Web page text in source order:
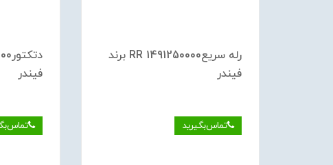
رله سريع1491250000 RR برند
فیندر
تماس‌بگیرید
فیندر